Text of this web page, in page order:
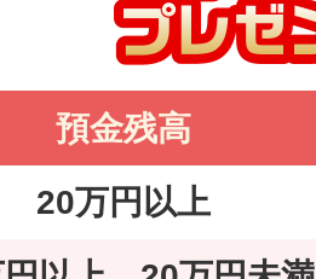
預金残高
20万円以上